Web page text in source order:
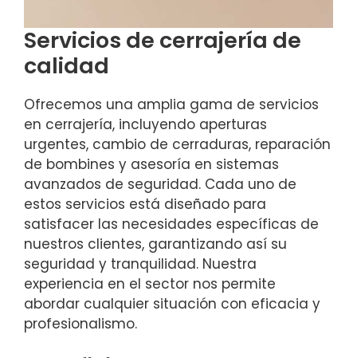
Servicios de cerrajería de
calidad
Ofrecemos una amplia gama de servicios
en cerrajería, incluyendo aperturas
urgentes, cambio de cerraduras, reparación
de bombines y asesoría en sistemas
avanzados de seguridad. Cada uno de
estos servicios está diseñado para
satisfacer las necesidades específicas de
nuestros clientes, garantizando así su
seguridad y tranquilidad. Nuestra
experiencia en el sector nos permite
abordar cualquier situación con eficacia y
profesionalismo.